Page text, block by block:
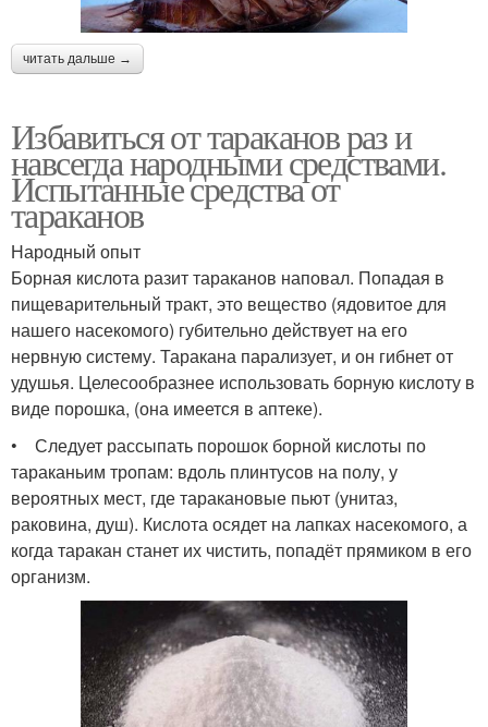
читать дальше →
Избавиться от тараканов раз и
навсегда народными средствами.
Испытанные средства от
тараканов
Народный опыт
Борная кислота разит тараканов наповал. Попадая в
пищеварительный тракт, это вещество (ядовитое для
нашего насекомого) губительно действует на его
нервную систему. Таракана парализует, и он гибнет от
удушья. Целесообразнее использовать борную кислоту в
виде порошка, (она имеется в аптеке).
• Следует рассыпать порошок борной кислоты по
тараканьим тропам: вдоль плинтусов на полу, у
вероятных мест, где таракановые пьют (унитаз,
раковина, душ). Кислота осядет на лапках насекомого, а
когда таракан станет их чистить, попадёт прямиком в его
организм.